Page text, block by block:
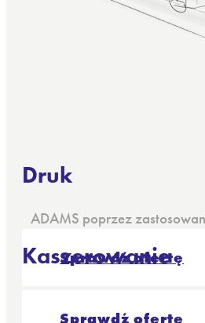
Druk
ADAMS poprzez
Sprawdź ofertę
Kaszerowanie
Sprawdź ofertę